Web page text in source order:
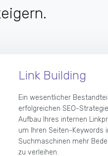
Link Building
Ein wesentlicher
erfolgreichen SEO-
Aufbau Ihres internen
um Ihren Seiten-Keywords
Suchmaschinen mehr
zu verleihen.